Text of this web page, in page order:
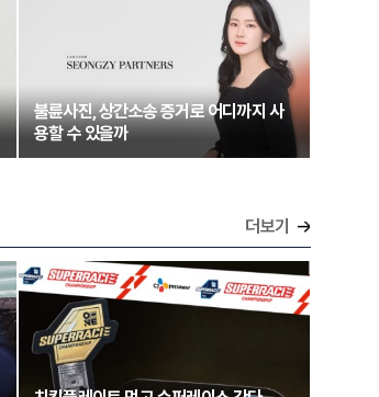
불륜사진, 상간소송 증거로 어디까지 사
용할 수 있을까
더보기